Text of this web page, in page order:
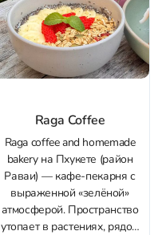
Raga Coffee
Raga coffee and homemade
bakery на Пхукете (район
Раваи) — кафе-пекарня с
выраженной «зелёной»
атмосферой. Пространство
утопает в растениях, рядом